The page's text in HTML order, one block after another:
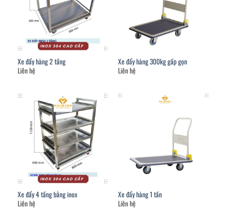
Xe đẩy hàng 2 tầng
Liên hệ
Xe đẩy hàng 300kg gấp gọn
Liên hệ
Xe đẩy 4 tầng bằng inox
Liên hệ
Xe đẩy hàng 1 tấn
Liên hệ